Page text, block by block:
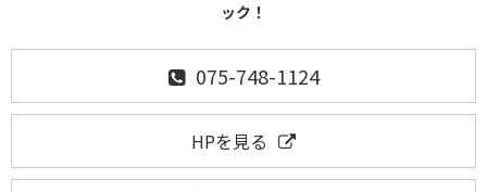
ック！
075-748-1124
HPを見る